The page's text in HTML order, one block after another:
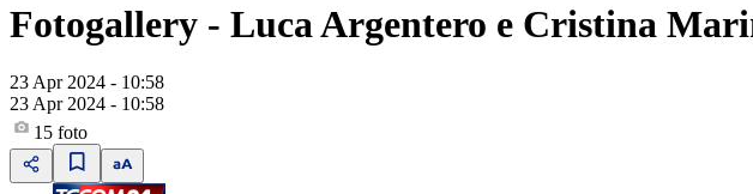
Fotogallery - Luca Argentero e Cristina
23 Apr 2024 - 10:58
23 Apr 2024 - 10:58
15 foto